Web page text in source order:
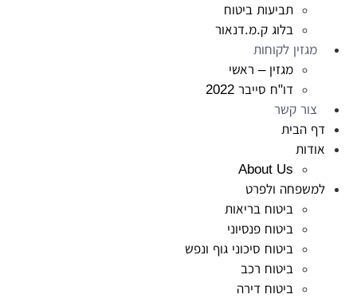
תביעות ביטוח
בלוג ק.מ.דנאור
מגזין לקוחות
מגזין – ראשי
דו"ח סייבר 2022
צור קשר
דף הבית
אודות
About Us
למשפחה ולפרט
ביטוח בריאות
ביטוח פנסיוני
ביטוח סיכוני גוף ונפש
ביטוח רכב
ביטוח דירה